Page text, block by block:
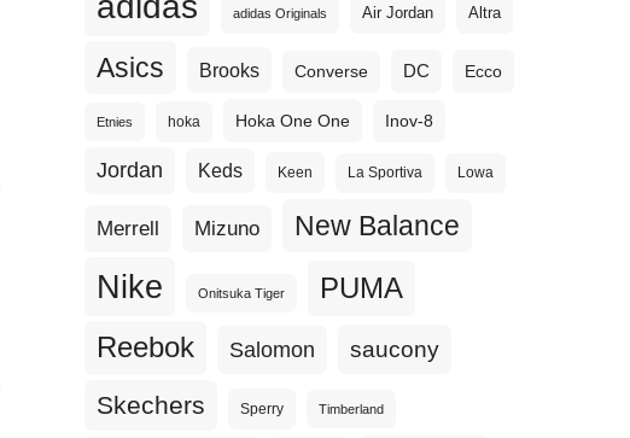
adidas Originals Air Jordan Altra
Asics Brooks Converse DC Ecco
Etnies hoka Hoka One One Inov-8
Jordan Keds Keen La Sportiva Lowa
Merrell Mizuno New Balance
Nike Onitsuka Tiger PUMA
Reebok Salomon saucony
Skechers Sperry Timberland